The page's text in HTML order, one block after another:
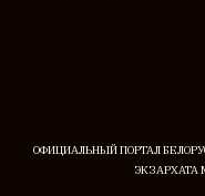
ОФИЦИАЛЬНЫЙ ПОРТАЛ
ЭКЗАРХАТА